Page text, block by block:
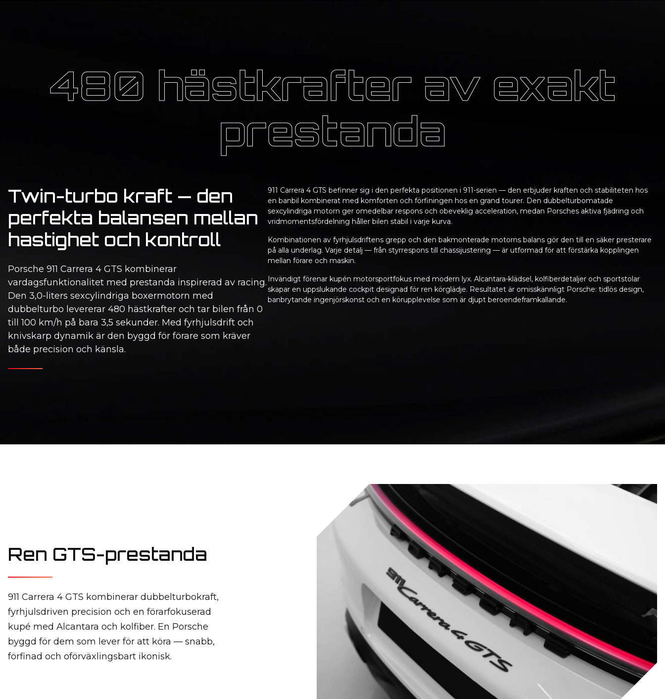
480 hästkrafter av exakt
prestanda
Twin-turbo kraft — den
perfekta balansen mellan
hastighet och kontroll
Porsche 911 Carrera 4 GTS kombinerar
vardagsfunktionalitet med prestanda inspirerad av racing.
Den 3,0-liters sexcylindriga boxermotorn med
dubbelturbo levererar 480 hästkrafter och tar bilen från 0
till 100 km/h på bara 3,5 sekunder. Med fyrhjulsdrift och
knivskarp dynamik är den byggd för förare som kräver
både precision och känsla.
911 Carrera 4 GTS befinner sig i den perfekta positionen i 911-serien — den erbjuder kraften och stabiliteten hos
en banbil kombinerat med komforten och förfiningen hos en grand tourer. Den dubbelturbomatade
sexcylindriga motorn ger omedelbar respons och obeveklig acceleration, medan Porsches aktiva fjädring och
vridmomentsfördelning håller bilen stabil i varje kurva.
Kombinationen av fyrhjulsdriftens grepp och den bakmonterade motorns balans gör den till en säker presterare
på alla underlag. Varje detalj — från styrrespons till chassijustering — är utformad för att förstärka kopplingen
mellan förare och maskin.
Invändigt förenar kupén motorsportfokus med modern lyx. Alcantara-klädsel, kolfiberdetaljer och sportstolar
skapar en uppslukande cockpit designad för ren körglädje. Resultatet är omisskännligt Porsche: tidlös design,
banbrytande ingenjörskonst och en körupplevelse som är djupt beroendeframkallande.
Ren GTS-prestanda
911 Carrera 4 GTS kombinerar dubbelturbokraft,
fyrhjulsdriven precision och en förarfokuserad
kupé med Alcantara och kolfiber. En Porsche
byggd för dem som lever för att köra — snabb,
förfinad och oförväxlingsbart ikonisk.